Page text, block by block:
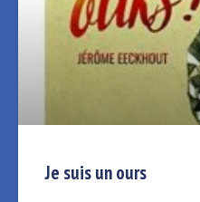
Je suis un ours